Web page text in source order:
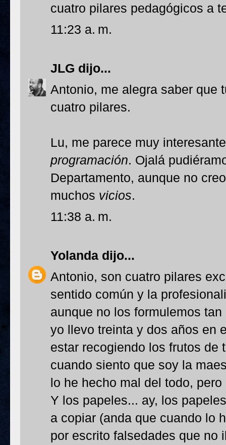
cuatro pilares pedagógicos a
11:23 a. m.
JLG dijo...
Antonio, me alegra saber que
cuatro pilares.
Lu, me parece muy
programación. Ojalá
Departamento, aunque no
muchos vicios.
11:38 a. m.
Yolanda dijo...
Antonio, son cuatro pilares
sentido común y la
aunque no los formulemos
yo llevo treinta y dos años en
estar recogiendo los frutos de
cuando siento que soy la
lo he hecho mal del todo,
Y los papeles... ay, los
a copiar (anda que cuando lo
por escrito falsedades que no